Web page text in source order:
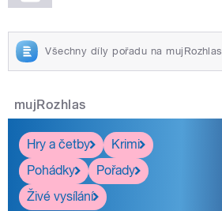
Všechny díly pořadu na mujRozhlas
mujRozhlas
Hry a četby
Krimi
Pohádky
Pořady
Živé vysílání